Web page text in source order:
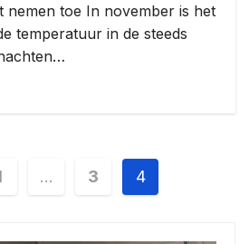
nemen toe In november is het
temperatuur in de steeds
… 3 4